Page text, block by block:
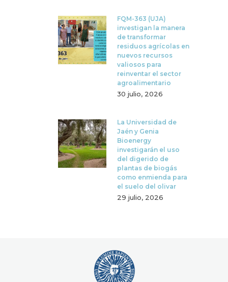
FQM-363 (UJA)
investigan la manera
de transformar
residuos agrícolas en
nuevos recursos
valiosos para
reinventar el sector
agroalimentario
30 julio, 2026
La Universidad de
Jaén y Genia
Bioenergy
investigarán el uso
del digerido de
plantas de biogás
como enmienda para
el suelo del olivar
29 julio, 2026